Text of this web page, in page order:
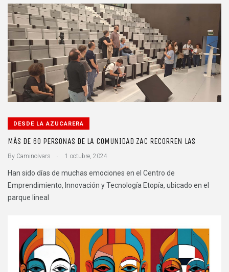
DESDE LA AZUCARERA
MÁS DE 60 PERSONAS DE LA COMUNIDAD ZAC RECORREN LAS
By CaminoIvars 1 octubre, 2024
Han sido días de muchas emociones en el Centro de
Emprendimiento, Innovación y Tecnología Etopía, ubicado en el
parque lineal